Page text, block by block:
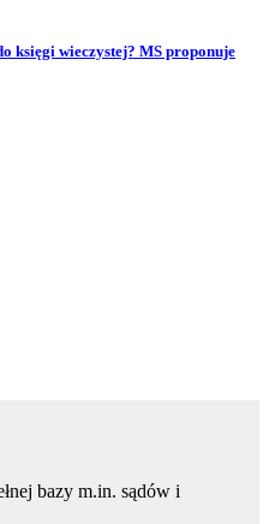
księgi wieczystej? MS proponuje
bazy m.in. sądów i